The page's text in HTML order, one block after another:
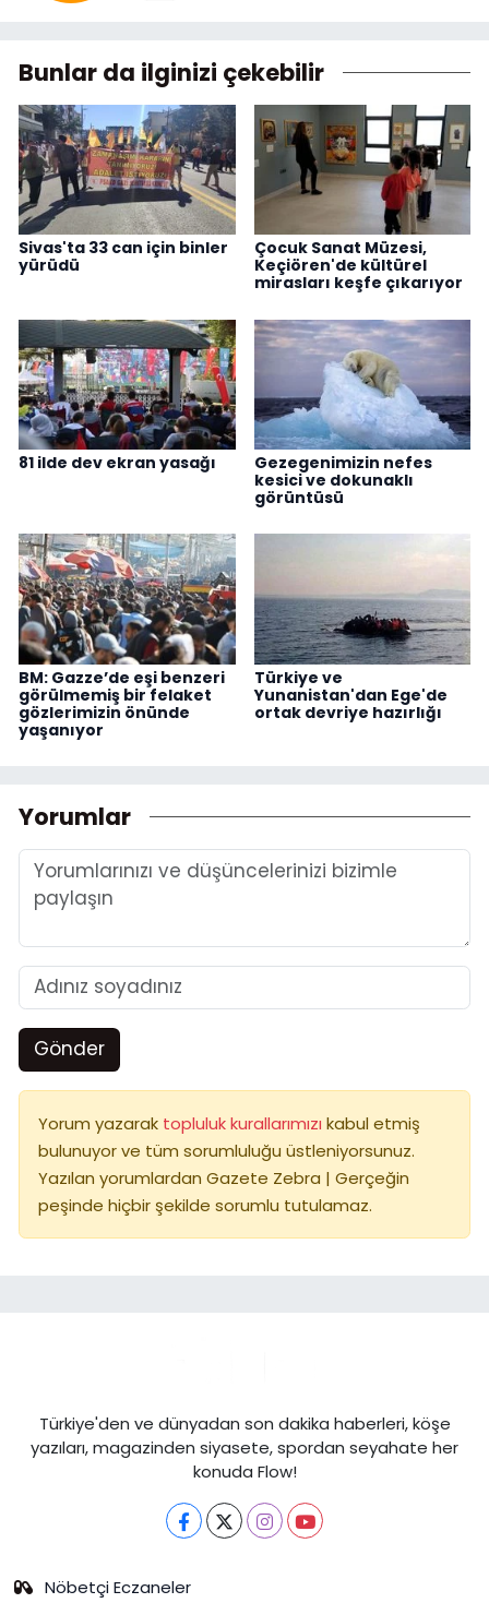
Bunlar da ilginizi çekebilir
Sivas'ta 33 can için binler
yürüdü
Çocuk Sanat Müzesi,
Keçiören'de kültürel
mirasları keşfe çıkarıyor
81 ilde dev ekran yasağı
Gezegenimizin nefes
kesici ve dokunaklı
görüntüsü
BM: Gazze’de eşi benzeri
görülmemiş bir felaket
gözlerimizin önünde
yaşanıyor
Türkiye ve
Yunanistan'dan Ege'de
ortak devriye hazırlığı
Yorumlar
Gönder
Yorum yazarak topluluk kurallarımızı kabul etmiş
bulunuyor ve tüm sorumluluğu üstleniyorsunuz.
Yazılan yorumlardan Gazete Zebra | Gerçeğin
peşinde hiçbir şekilde sorumlu tutulamaz.
Türkiye'den ve dünyadan son dakika haberleri, köşe
yazıları, magazinden siyasete, spordan seyahate her
konuda Flow!
Nöbetçi Eczaneler